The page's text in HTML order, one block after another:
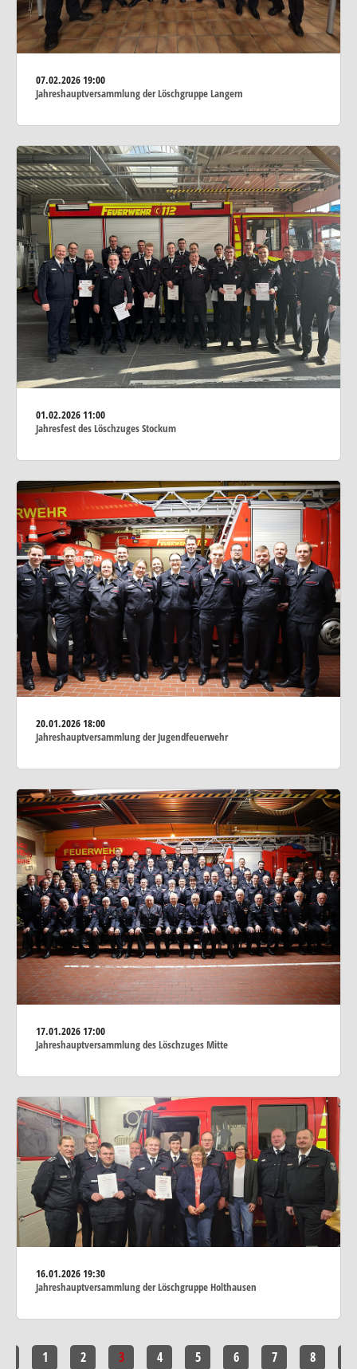
07.02.202619:00
Jahreshauptversammlung der Löschgruppe Langern
01.02.202611:00
Jahresfest des Löschzuges Stockum
20.01.202618:00
Jahreshauptversammlung der Jugendfeuerwehr
17.01.202617:00
Jahreshauptversammlung des Löschzuges Mitte
16.01.202619:30
Jahreshauptversammlung der Löschgruppe Holthausen
1 2 3 4 5 6 7 8